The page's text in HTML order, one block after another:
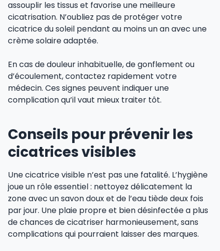
assouplir les tissus et favorise une meilleure
cicatrisation. N’oubliez pas de protéger votre
cicatrice du soleil pendant au moins un an avec une
crème solaire adaptée.
En cas de douleur inhabituelle, de gonflement ou
d’écoulement, contactez rapidement votre
médecin. Ces signes peuvent indiquer une
complication qu’il vaut mieux traiter tôt.
Conseils pour prévenir les
cicatrices visibles
Une cicatrice visible n’est pas une fatalité. L’hygiène
joue un rôle essentiel : nettoyez délicatement la
zone avec un savon doux et de l’eau tiède deux fois
par jour. Une plaie propre et bien désinfectée a plus
de chances de cicatriser harmonieusement, sans
complications qui pourraient laisser des marques.